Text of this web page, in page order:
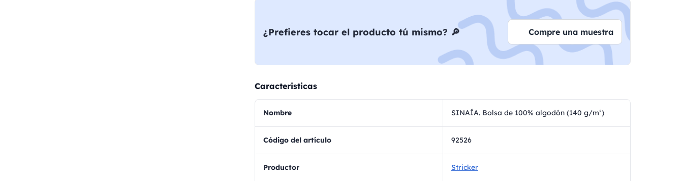
¿Prefieres tocar el producto tú mismo? 🔎 Compre una muestra
Caracteristicas
Nombre SINAÍA. Bolsa de 100% algodón (140 g/m²)
Código del artículo 92526
Productor Stricker